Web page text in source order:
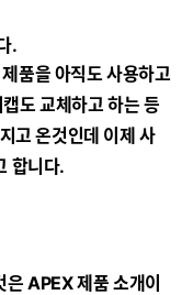
.
품을 아직도 사용하고
도 교체하고 하는 등
고 온것인데 이제 사
합니다.
APEX 제품 소개이